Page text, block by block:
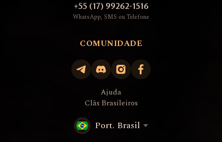
+55 (17) 99262-1516
WhatsApp, SMS ou Telefone
COMUNIDADE
Ajuda
Clãs Brasileiros
Port. Brasil